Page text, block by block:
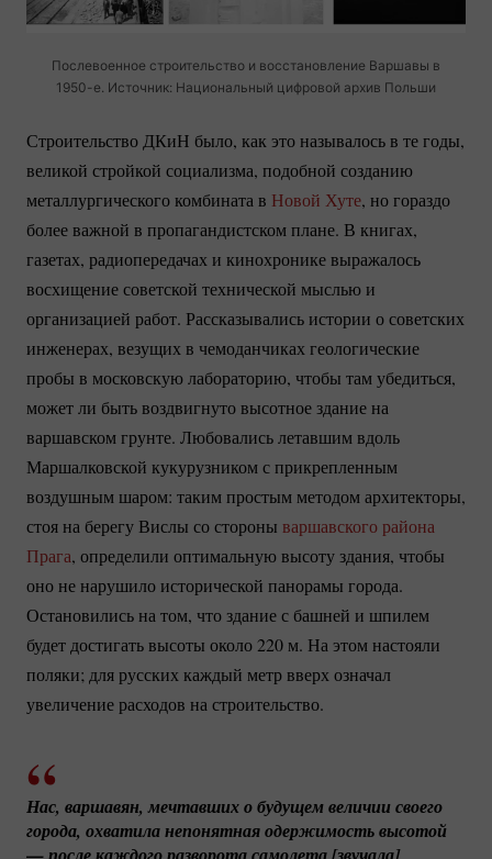
Послевоенное строительство и восстановление Варшавы в
1950-е. Источник: Национальный цифровой архив Польши
Строительство ДКиН было, как это называлось в те годы,
великой стройкой социализма, подобной созданию
металлургического комбината в Новой Хуте, но гораздо
более важной в пропагандистском плане. В книгах,
газетах, радиопередачах и кинохронике выражалось
восхищение советской технической мыслью и
организацией работ. Рассказывались истории о советских
инженерах, везущих в чемоданчиках геологические
пробы в московскую лабораторию, чтобы там убедиться,
может ли быть воздвигнуто высотное здание на
варшавском грунте. Любовались летавшим вдоль
Маршалковской кукурузником с прикрепленным
воздушным шаром: таким простым методом архитекторы,
стоя на берегу Вислы со стороны варшавского района
Прага, определили оптимальную высоту здания, чтобы
оно не нарушило исторической панорамы города.
Остановились на том, что здание с башней и шпилем
будет достигать высоты около 220 м. На этом настояли
поляки; для русских каждый метр вверх означал
увеличение расходов на строительство.
Нас, варшавян, мечтавших о будущем величии своего
города, охватила непонятная одержимость высотой